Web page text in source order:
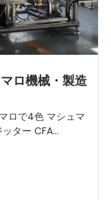
ロ機械・製造
ロで4色 マシュマ
ター CFA...